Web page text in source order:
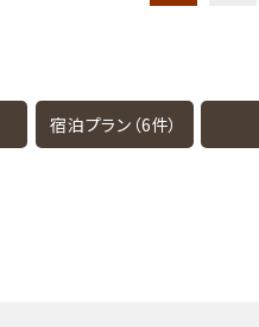
宿泊プラン（6件）